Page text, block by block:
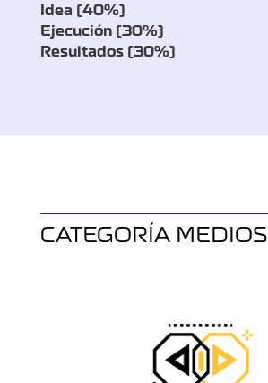
Idea (40%)
Ejecución (30%)
Resultados (30%)
CATEGORÍA MEDIOS